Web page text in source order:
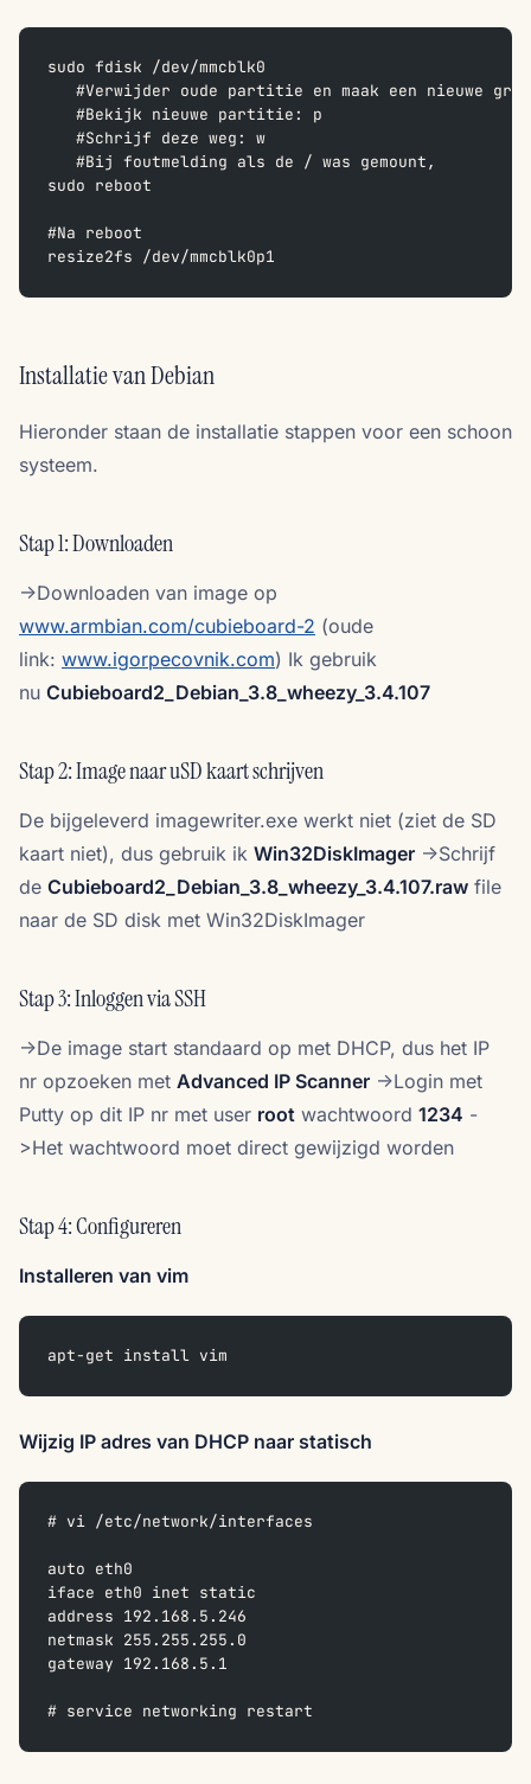
sudo fdisk /dev/mmcblk0
#Verwijder oude partitie en maak een nieuwe
   #Bekijk nieuwe partitie: p
   #Schrijf deze weg: w
   #Bij foutmelding als de / was gemount,
sudo reboot
#Na reboot
resize2fs /dev/mmcblk0p1
Installatie van Debian
Hieronder staan de installatie stappen voor een schoon
systeem.
Stap 1: Downloaden
->Downloaden van image op
www.armbian.com/cubieboard-2 (oude
link: www.igorpecovnik.com) Ik gebruik
nu Cubieboard2_Debian_3.8_wheezy_3.4.107
Stap 2: Image naar uSD kaart schrijven
De bijgeleverd imagewriter.exe werkt niet (ziet de SD
kaart niet), dus gebruik ik Win32DiskImager ->Schrijf
de Cubieboard2_Debian_3.8_wheezy_3.4.107.raw file
naar de SD disk met Win32DiskImager
Stap 3: Inloggen via SSH
->De image start standaard op met DHCP, dus het IP
nr opzoeken met Advanced IP Scanner ->Login met
Putty op dit IP nr met user root wachtwoord 1234 -
>Het wachtwoord moet direct gewijzigd worden
Stap 4: Configureren
Installeren van vim
apt-get install vim
Wijzig IP adres van DHCP naar statisch
# vi /etc/network/interfaces
auto eth0
iface eth0 inet static
address 192.168.5.246
netmask 255.255.255.0
gateway 192.168.5.1
# service networking restart